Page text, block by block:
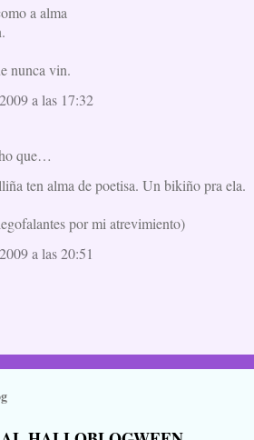
a alma
nunca vin.
a las 17:32
que…
ten alma de poetisa. Un bikiño pra ela.
por mi atrevimiento)
a las 20:51